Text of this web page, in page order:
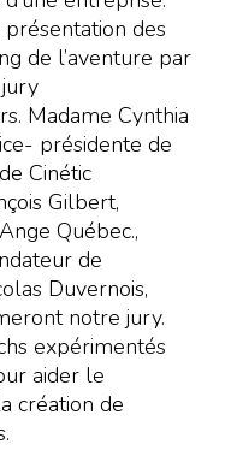
des
de l’aventure par
Madame Cynthia
présidente de
Cinétic
Gilbert,
Québec.,
de
Duvernois,
notre jury.
expérimentés
aider le
création de